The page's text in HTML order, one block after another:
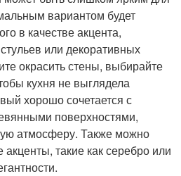
вариантом будет
в качестве акцента,
или декоративных
окрасить стены, выбирайте
кухня не выглядела
хорошо сочетается с
поверхностями,
атмосферу. Также можно
такие как серебро или